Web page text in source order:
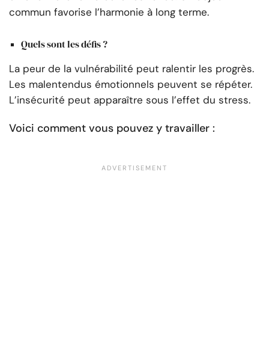
commun favorise l’harmonie à long terme.
Quels sont les défis ?
La peur de la vulnérabilité peut ralentir les progrès.
Les malentendus émotionnels peuvent se répéter.
L’insécurité peut apparaître sous l’effet du stress.
Voici comment vous pouvez y travailler :